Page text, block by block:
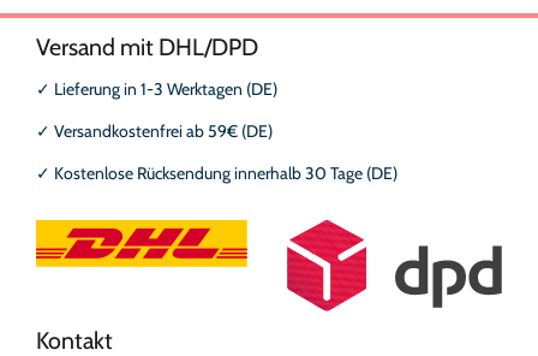
Versand mit DHL/DPD
✓ Lieferung in 1-3 Werktagen (DE)
✓ Versandkostenfrei ab 59€ (DE)
✓ Kostenlose Rücksendung innerhalb 30 Tage (DE)
Kontakt